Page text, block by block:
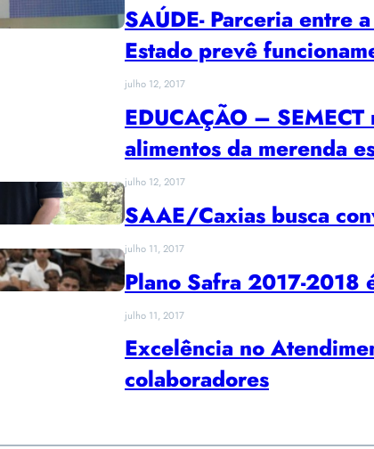
SAÚDE- Parceria entre
Estado prevê
julho 12, 2017
EDUCAÇÃO –
alimentos da merenda
julho 12, 2017
SAAE/Caxias busca
julho 11, 2017
Plano Safra 2017-2018
julho 11, 2017
Excelência no
colaboradores